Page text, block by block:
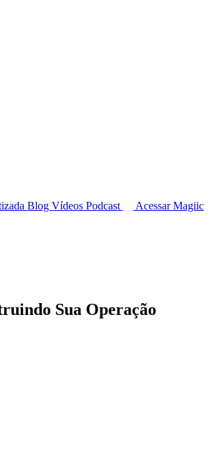
Blog Vídeos Podcast Acessar Magiic
Sua Operação